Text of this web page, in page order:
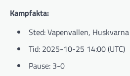
Kampfakta:
Sted: Vapenvallen, Huskvarna
Tid: 2025-10-25 14:00 (UTC)
Pause: 3-0